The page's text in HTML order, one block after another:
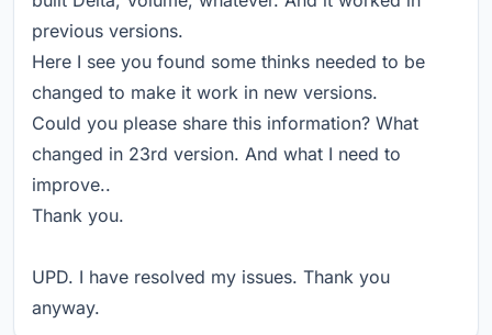
previous versions.
Here I see you found some thinks needed to be
changed to make it work in new versions.
Could you please share this information? What
changed in 23rd version. And what I need to
improve..
Thank you.
UPD. I have resolved my issues. Thank you
anyway.